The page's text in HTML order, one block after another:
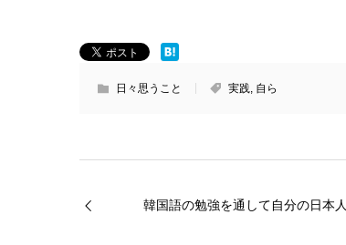
日々思うこと 実践, 自ら
韓国語の勉強を通して自分の日本